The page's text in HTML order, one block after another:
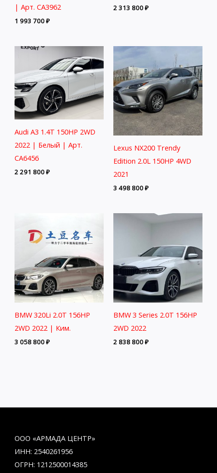
| Арт. CA3962
1 993 700₽
2 313 800₽
Audi A3 1.4T 150HP 2WD
2022 | Белый | Арт.
CA6456
2 291 800₽
Lexus NX200 Trendy
Edition 2.0L 150HP 4WD
2021
3 498 800₽
BMW 320Li 2.0T 156HP
2WD 2022 | Ким.
3 058 800₽
BMW 3 Series 2.0T 156HP
2WD 2022
2 838 800₽
ООО «АРМАДА ЦЕНТР»
ИНН: 2540261956
ОГРН: 1212500014385